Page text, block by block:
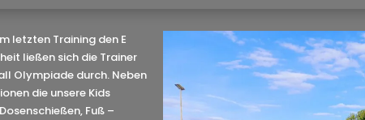
letzten Training den E
ließen sich die Trainer
Olympiade durch. Neben
die unsere Kids
Fuß –